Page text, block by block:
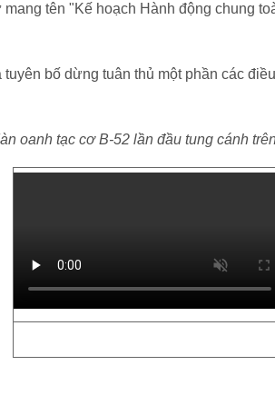
tên "Kế hoạch Hành động chung
bố dừng tuân thủ một phần các
oanh tạc cơ B-52 lần đầu tung cánh